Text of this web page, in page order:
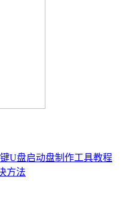
U盘启动盘制作工具教程
方法